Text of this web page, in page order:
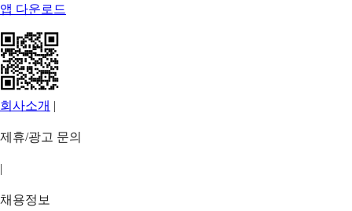
앱 다운로드
회사소개 |
제휴/광고 문의
|
채용정보